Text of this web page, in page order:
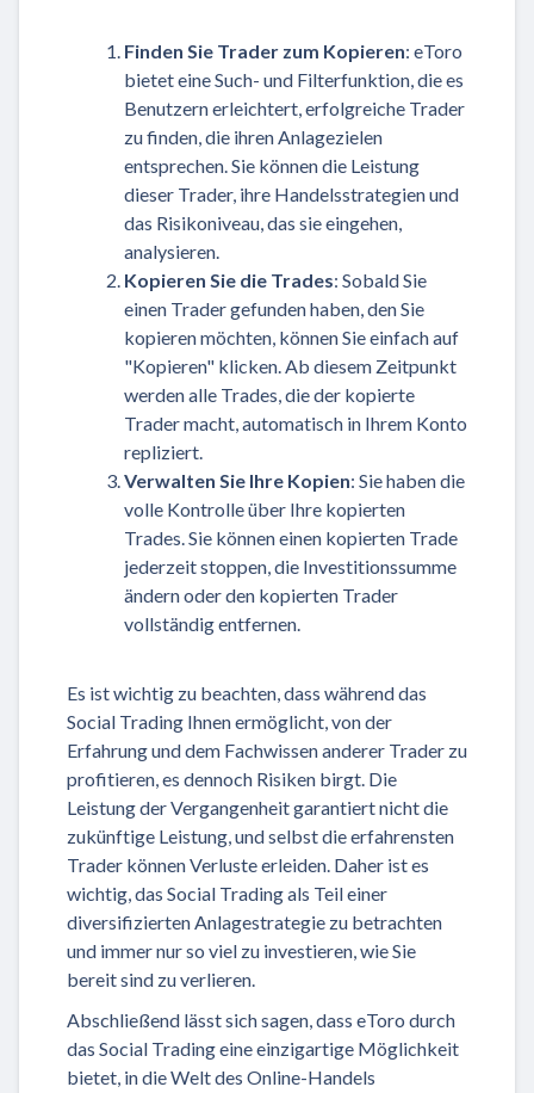
Finden Sie Trader zum Kopieren: eToro
bietet eine Such- und Filterfunktion, die es
Benutzern erleichtert, erfolgreiche Trader
zu finden, die ihren Anlagezielen
entsprechen. Sie können die Leistung
dieser Trader, ihre Handelsstrategien und
das Risikoniveau, das sie eingehen,
analysieren.
Kopieren Sie die Trades: Sobald Sie
einen Trader gefunden haben, den Sie
kopieren möchten, können Sie einfach auf
"Kopieren" klicken. Ab diesem Zeitpunkt
werden alle Trades, die der kopierte
Trader macht, automatisch in Ihrem Konto
repliziert.
Verwalten Sie Ihre Kopien: Sie haben die
volle Kontrolle über Ihre kopierten
Trades. Sie können einen kopierten Trade
jederzeit stoppen, die Investitionssumme
ändern oder den kopierten Trader
vollständig entfernen.
Es ist wichtig zu beachten, dass während das
Social Trading Ihnen ermöglicht, von der
Erfahrung und dem Fachwissen anderer Trader zu
profitieren, es dennoch Risiken birgt. Die
Leistung der Vergangenheit garantiert nicht die
zukünftige Leistung, und selbst die erfahrensten
Trader können Verluste erleiden. Daher ist es
wichtig, das Social Trading als Teil einer
diversifizierten Anlagestrategie zu betrachten
und immer nur so viel zu investieren, wie Sie
bereit sind zu verlieren.
Abschließend lässt sich sagen, dass eToro durch
das Social Trading eine einzigartige Möglichkeit
bietet, in die Welt des Online-Handels